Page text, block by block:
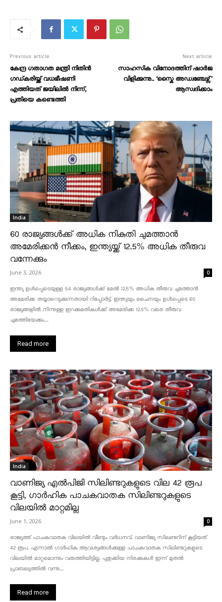
Previous article
കേന്ദ്ര ഗതാഗത മന്ത്രി നിതിൻ
ഗഡ്കരിയ്ക്ക് വധഭീഷണി
എത്തിയത് ജയിലിൽ നിന്ന്,
പ്രതിയെ കണ്ടെത്തി
Next article
സാഹസിക വിനോദത്തിന് ഷാർജ
വിളിക്കുന്നു.. ‘സ്കൈ അഡ്വഞ്ചേഴ്സ്’
ആസ്വദിക്കാം
India
60 രാജ്യങ്ങൾക്ക് അധിക നികുതി ചുമത്താൻ
അമേരിക്കൻ നീക്കം, ഇന്ത്യയ്ക്ക് 12.5% അധിക തീരുവ
വന്നേക്കും
June 3, 2026 0
ഇന്ത്യ ഉൾപ്പെടെയുള്ള 54 രാജ്യങ്ങൾക്ക് മേൽ 12.5% അധിക തീരുവ ചുമത്താൻ
അമേരിക്ക തയ്യാറെടുക്കുന്നതായി റിപ്പോർട്ട്. ഇന്ത്യയും ചൈനയും ഉൾപ്പെടെ 60
രാജ്യങ്ങളിൽ നിന്നുള്ള ഇറക്കുമതികൾക്ക് അമേരിക്ക 12.5% ​​വരെ തീരുവ
ചുമത്തിയേക്കും....
Read more
India
വാണിജ്യ എൽപിജി സിലിണ്ടറുകളുടെ വില 42 രൂപ
കൂട്ടി, ഗാർഹിക പാചകവാതക സിലിണ്ടറുകളുടെ
വിലയിൽ മാറ്റമില്ല
June 1, 2026 0
രാജ്യത്ത് പാചകവാതക വിലയിൽ വീണ്ടും വർധനവ്. വാണിജ്യ സിലണ്ടറിന് കൂട്ടിയത്
42 രൂപ. എന്നാൽ ഗാർഹിക ആവശ്യങ്ങൾക്കുള്ള പാചകവാതക സിലിണ്ടറുകളുടെ
വിലയിൽ മാറ്റമൊന്നും വരുത്തിയിട്ടില്ല. പുതുക്കിയ നിരക്കുകൾ ഇന്ന് മുതൽ
പ്രാബല്യത്തിൽ വന്നു....
Read more